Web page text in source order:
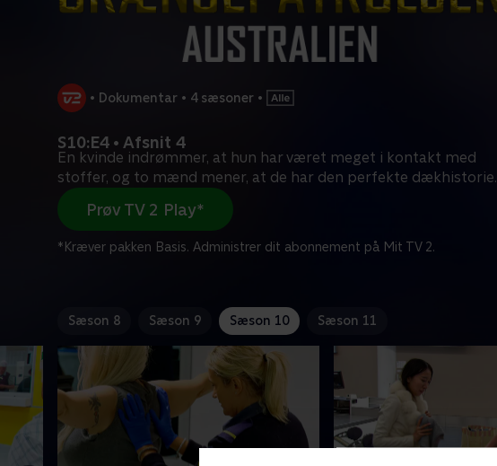
• Dokumentar • 4 sæsoner •
S10:E4 • Afsnit 4
En kvinde indrømmer, at hun har været meget i kontakt med
stoffer, og to mænd mener, at de har den perfekte dækhistorie.
Prøv TV 2 Play*
*Kræver pakken Basis. Administrer dit abonnement på Mit TV 2.
Sæson 8 Sæson 9 Sæson 10 Sæson 11